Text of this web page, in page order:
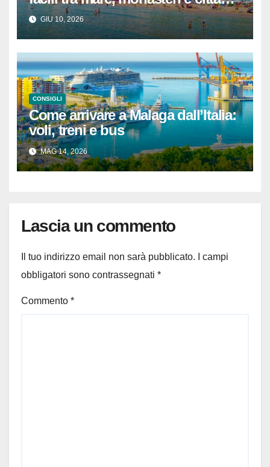
catalane (con tempi reali e itinerari
pronti)
GIU 10, 2026
CONSIGLI
Come arrivare a Malaga dall’Italia:
voli, treni e bus
MAG 14, 2026
Lascia un commento
Il tuo indirizzo email non sarà pubblicato.
I campi
obbligatori sono contrassegnati *
Commento *